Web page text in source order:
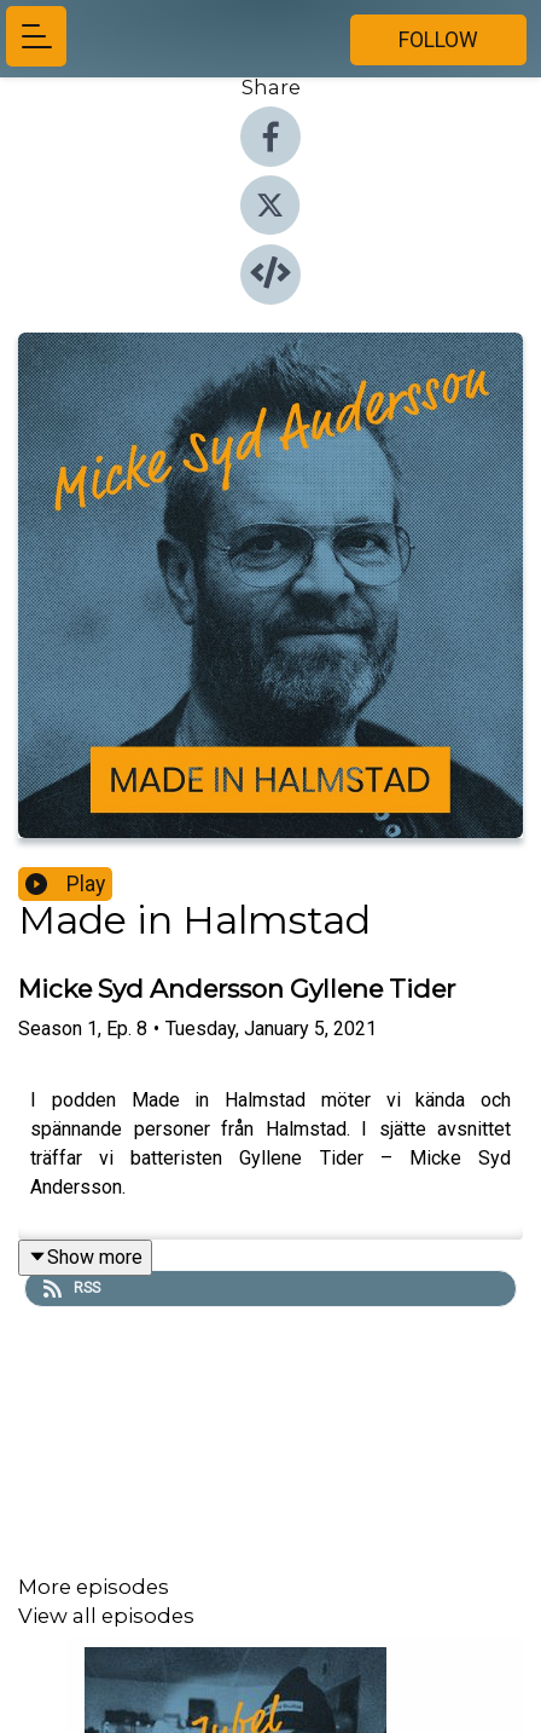
FOLLOW
Share
Play
Made in Halmstad
Micke Syd Andersson Gyllene Tider
Season 1, Ep. 8 • Tuesday, January 5, 2021
I podden Made in Halmstad möter vi kända och
spännande personer från Halmstad. I sjätte avsnittet
träffar vi batteristen Gyllene Tider – Micke Syd
Andersson.
Show more
RSS
More episodes
View all episodes